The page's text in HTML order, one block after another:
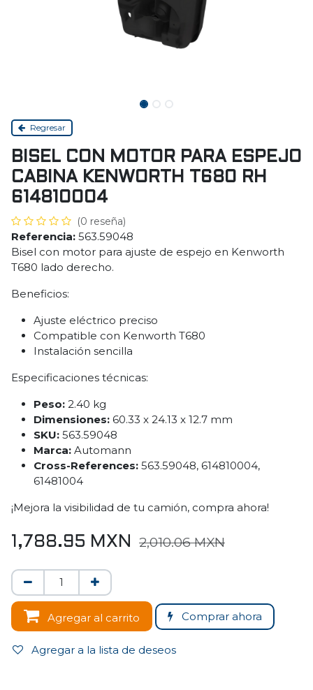
Regresar
BISEL CON MOTOR PARA ESPEJO
CABINA KENWORTH T680 RH
614810004
(0 reseña)
Referencia: 563.59048
Bisel con motor para ajuste de espejo en Kenworth
T680 lado derecho.
Beneficios:
Ajuste eléctrico preciso
Compatible con Kenworth T680
Instalación sencilla
Especificaciones técnicas:
Peso: 2.40 kg
Dimensiones: 60.33 x 24.13 x 12.7 mm
SKU: 563.59048
Marca: Automann
Cross-References: 563.59048, 614810004,
61481004
¡Mejora la visibilidad de tu camión, compra ahora!
1,788.95 MXN 2,010.06MXN
Agregar al carrito Comprar ahora
Agregar a la lista de deseos